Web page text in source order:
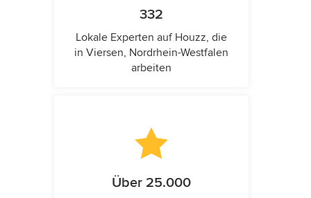
332
Lokale Experten auf Houzz, die
in Viersen, Nordrhein-Westfalen
arbeiten
Über 25.000